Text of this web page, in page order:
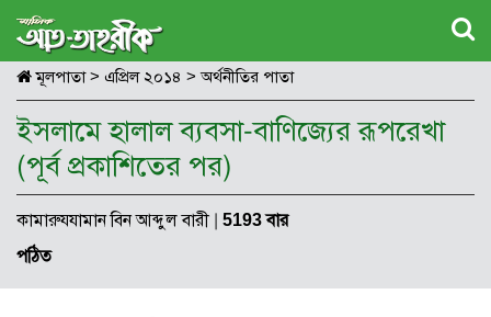
মূলপাতা> এপ্রিল ২০১৪ > অর্থনীতির পাতা
ইসলামে হালাল ব্যবসা-বাণিজ্যের রূপরেখা
(পূর্ব প্রকাশিতের পর)
কামারুযযামান বিন আব্দুল বারী | 5193 বার
পঠিত